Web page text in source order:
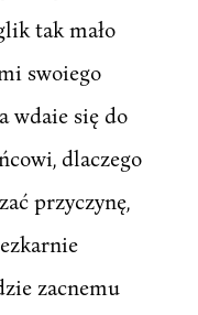
tak mało
swoiego
wdaie się do
dlaczego
przyczynę,
zacnemu